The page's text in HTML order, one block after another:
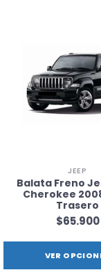
JEEP
Balata Freno
Cherokee
Trasero
$65.900
VER